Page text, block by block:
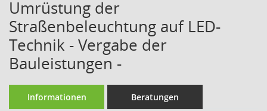
Umrüstung der
Straßenbeleuchtung auf LED-
Technik - Vergabe der
Bauleistungen -
Informationen Beratungen